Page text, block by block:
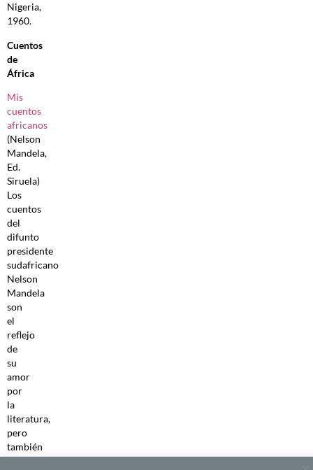
Nigeria,
1960.
Cuentos
de
África
Mis
cuentos
africanos
(Nelson
Mandela,
Ed.
Siruela)
Los
cuentos
del
difunto
presidente
sudafricano
Nelson
Mandela
son
el
reflejo
de
su
amor
por
la
literatura,
pero
también
de